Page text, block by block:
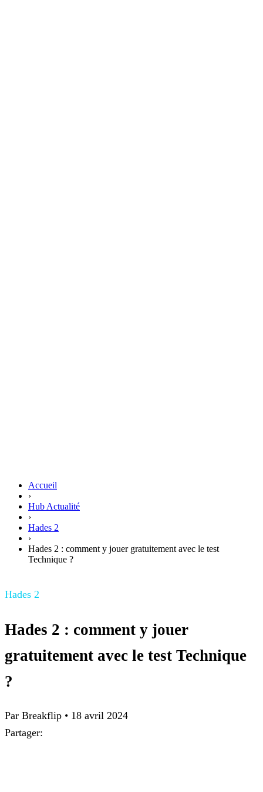
Accueil
›
Hub Actualité
›
Hades 2
›
Hades 2 : comment y jouer gratuitement avec le test
Technique ?
Hades 2
Hades 2 : comment y jouer
gratuitement avec le test Technique
?
Par Breakflip • 18 avril 2024
Partager: